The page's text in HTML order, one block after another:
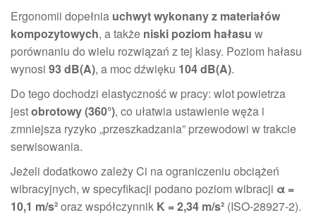
Ergonomii dopełnia uchwyt wykonany z materiałów
kompozytowych, a także niski poziom hałasu w
porównaniu do wielu rozwiązań z tej klasy. Poziom hałasu
wynosi 93 dB(A), a moc dźwięku 104 dB(A).
Do tego dochodzi elastyczność w pracy: wlot powietrza
jestobrotowy (360°), co ułatwia ustawienie węża i
zmniejsza ryzyko „przeszkadzania” przewodowi w trakcie
serwisowania.
Jeżeli dodatkowo zależy Ci na ograniczeniu obciążeń
wibracyjnych, w specyfikacji podano poziom wibracji α =
10,1 m/s²oraz współczynnik K = 2,34 m/s² (ISO-28927-2).